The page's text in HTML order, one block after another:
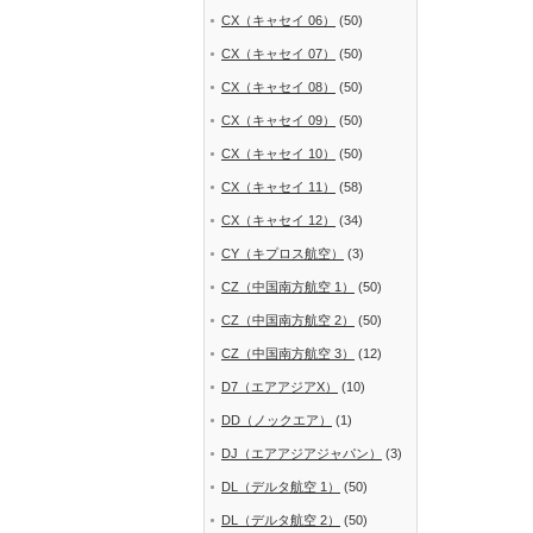
CX（キャセイ 06） (50)
CX（キャセイ 07） (50)
CX（キャセイ 08） (50)
CX（キャセイ 09） (50)
CX（キャセイ 10） (50)
CX（キャセイ 11） (58)
CX（キャセイ 12） (34)
CY（キプロス航空） (3)
CZ（中国南方航空 1） (50)
CZ（中国南方航空 2） (50)
CZ（中国南方航空 3） (12)
D7（エアアジアX） (10)
DD（ノックエア） (1)
DJ（エアアジアジャパン） (3)
DL（デルタ航空 1） (50)
DL（デルタ航空 2） (50)